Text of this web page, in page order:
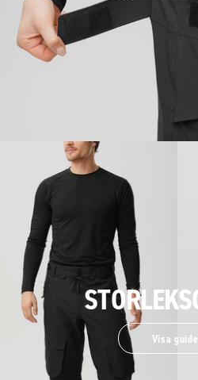
Visa